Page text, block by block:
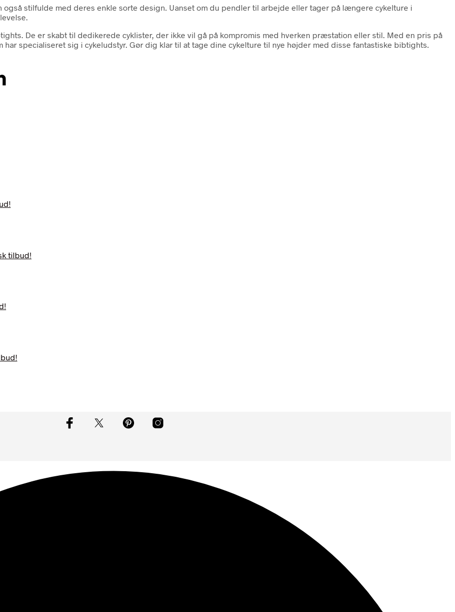
også stilfulde med deres enkle sorte design. Uanset om du pendler til arbejde eller tager på længere cykelture i
De er skabt til dedikerede cyklister, der ikke vil gå på kompromis med hverken præstation eller stil. Med en pris på
har specialiseret sig i cykeludstyr. Gør dig klar til at tage dine cykelture til nye højder med disse fantastiske bibtights.